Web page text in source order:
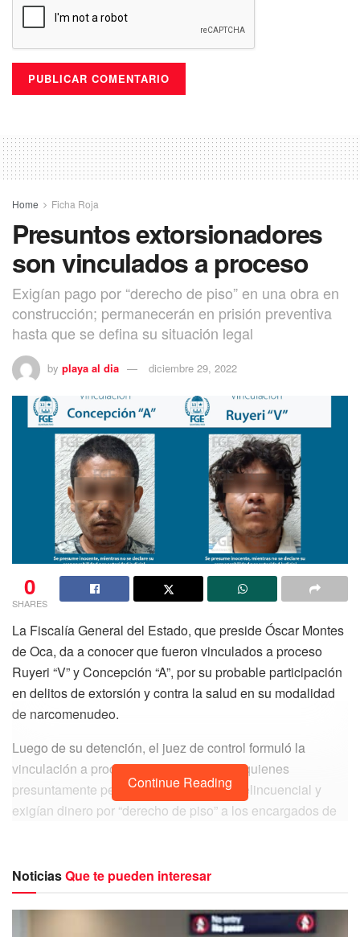
Home Ficha Roja
Presuntos extorsionadores
son vinculados a proceso
Exigían pago por “derecho de piso” en una obra en
construcción; permanecerán en prisión preventiva
hasta que se defina su situación legal
by playa al dia diciembre 29, 2022
0
SHARES
La Fiscalía General del Estado, que preside Óscar Montes
de Oca, da a conocer que fueron vinculados a proceso
Ruyeri “V” y Concepción “A”, por su probable participación
en delitos de extorsión y contra la salud en su modalidad
de narcomenudeo.
Luego de su detención, el juez de control formuló la
vinculación a proceso de los imputados, quienes
presuntamente pertenecían a un grupo delincuencial y
exigían dinero por “derecho de piso” a los encargados de
Continue Reading
NoticiasQue te pueden interesar